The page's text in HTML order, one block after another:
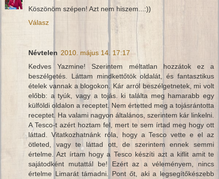
Köszönöm szépen! Azt nem hiszem...:))
Válasz
Névtelen 2010. május 14. 17:17
Kedves Yazmine! Szerintem méltatlan hozzátok ez a
beszélgetés. Láttam mindkettőtök oldalát, és fantasztikus
ételek vannak a blogokon. Kár arról beszélgetnetek, mi volt
előbb: a tyúk, vagy a tojás. ki találta meg hamarabb egy
külföldi oldalon a receptet. Nem értetted meg a tojásrántotta
receptet. Ha valami nagyon általános, szerintem kár linkelni.
A Tesco-t azért hoztam fel, mert te sem írtad meg hogy ott
láttad. Vitatkozhatnánk róla, hogy a Tesco vette e el az
ötleted, vagy te láttad ott, de szerintem ennek semmi
értelme. Azt írtam hogy a Tesco készíti azt a kiflit amit te
sajátodként mutattál be! Ezért az a véleményem, nincs
értelme Limarát támadni. Pont őt, aki a legsegítőkészebb